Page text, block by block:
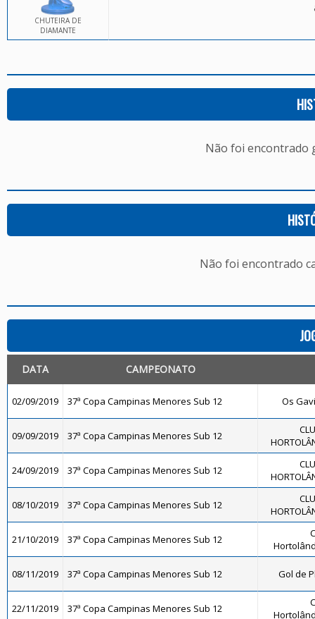
CHUTEIRA DE
DIAMANTE
Não foi encontrado
Não foi encontrado
DATA CAMPEONATO
02/09/2019 37ª Copa Campinas Menores Sub 12 Os
09/09/2019 37ª Copa Campinas Menores Sub 12
24/09/2019 37ª Copa Campinas Menores Sub 12
08/10/2019 37ª Copa Campinas Menores Sub 12
21/10/2019 37ª Copa Campinas Menores Sub 12
08/11/2019 37ª Copa Campinas Menores Sub 12 Gol de
22/11/2019 37ª Copa Campinas Menores Sub 12